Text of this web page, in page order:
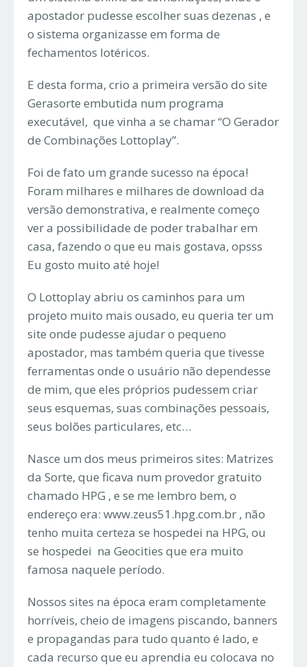
apostador pudesse escolher suas dezenas , e
o sistema organizasse em forma de
fechamentos lotéricos.
E desta forma, crio a primeira versão do site
Gerasorte embutida num programa
executável, que vinha a se chamar “O Gerador
de Combinações Lottoplay”.
Foi de fato um grande sucesso na época!
Foram milhares e milhares de download da
versão demonstrativa, e realmente começo
ver a possibilidade de poder trabalhar em
casa, fazendo o que eu mais gostava, opsss
Eu gosto muito até hoje!
O Lottoplay abriu os caminhos para um
projeto muito mais ousado, eu queria ter um
site onde pudesse ajudar o pequeno
apostador, mas também queria que tivesse
ferramentas onde o usuário não dependesse
de mim, que eles próprios pudessem criar
seus esquemas, suas combinações pessoais,
seus bolões particulares, etc…
Nasce um dos meus primeiros sites: Matrizes
da Sorte, que ficava num provedor gratuito
chamado HPG , e se me lembro bem, o
endereço era: www.zeus51.hpg.com.br , não
tenho muita certeza se hospedei na HPG, ou
se hospedei na Geocities que era muito
famosa naquele período.
Nossos sites na época eram completamente
horríveis, cheio de imagens piscando, banners
e propagandas para tudo quanto é lado, e
cada recurso que eu aprendia eu colocava no